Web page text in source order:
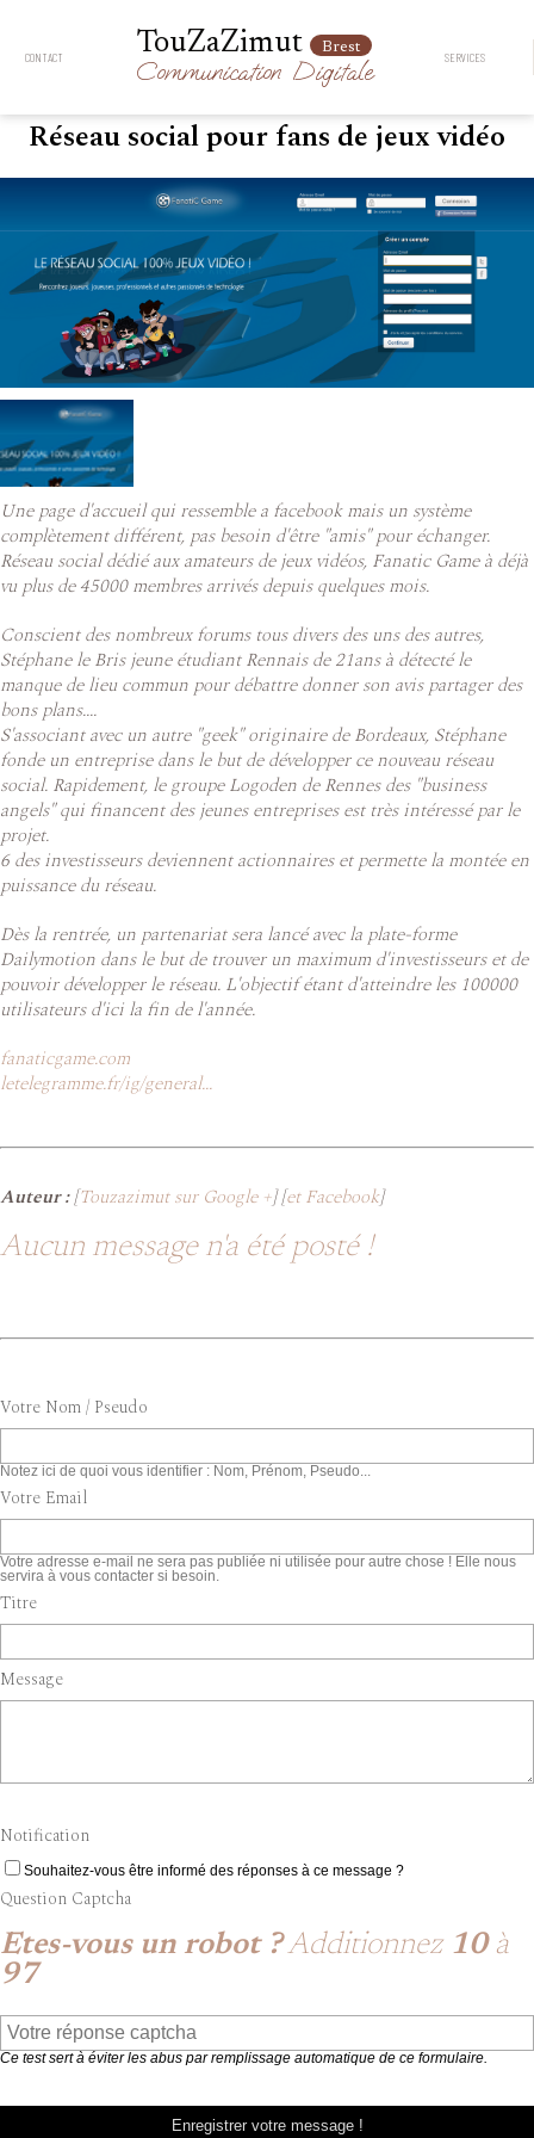
CONTACT TouZaZimut Brest
Communication Digitale SERVICES
Réseau social pour fans de jeux vidéo
Une page d'accueil qui ressemble a facebook mais un système
complètement différent, pas besoin d'être "amis" pour échanger.
Réseau social dédié aux amateurs de jeux vidéos, Fanatic Game à déjà
vu plus de 45000 membres arrivés depuis quelques mois.
Conscient des nombreux forums tous divers des uns des autres,
Stéphane le Bris jeune étudiant Rennais de 21ans à détecté le
manque de lieu commun pour débattre donner son avis partager des
bons plans....
S'associant avec un autre "geek" originaire de Bordeaux, Stéphane
fonde un entreprise dans le but de développer ce nouveau réseau
social. Rapidement, le groupe Logoden de Rennes des "business
angels" qui financent des jeunes entreprises est très intéressé par le
projet.
6 des investisseurs deviennent actionnaires et permette la montée en
puissance du réseau.
Dès la rentrée, un partenariat sera lancé avec la plate-forme
Dailymotion dans le but de trouver un maximum d'investisseurs et de
pouvoir développer le réseau. L'objectif étant d'atteindre les 100000
utilisateurs d'ici la fin de l'année.
fanaticgame.com
letelegramme.fr/ig/general...
Auteur :[Touzazimut sur Google +] [et Facebook]
Aucun message n'a été posté !
Votre Nom / Pseudo
Notez ici de quoi vous identifier : Nom, Prénom, Pseudo...
Votre Email
Votre adresse e-mail ne sera pas publiée ni utilisée pour autre chose ! Elle nous
servira à vous contacter si besoin.
Titre
Message
Notification
Souhaitez-vous être informé des réponses à ce message ?
Question Captcha
Etes-vous un robot ?Additionnez 10à
97
Ce test sert à éviter les abus par remplissage automatique de ce formulaire.